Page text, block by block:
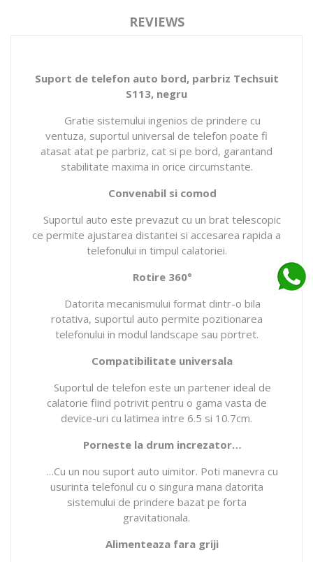
REVIEWS
Suport de telefon auto bord, parbriz Techsuit
S113, negru
Gratie sistemului ingenios de prindere cu
ventuza, suportul universal de telefon poate fi
atasat atat pe parbriz, cat si pe bord, garantand
stabilitate maxima in orice circumstante.
Convenabil si comod
Suportul auto este prevazut cu un brat telescopic
ce permite ajustarea distantei si accesarea rapida a
telefonului in timpul calatoriei.
Rotire 360°
Datorita mecanismului format dintr-o bila
rotativa, suportul auto permite pozitionarea
telefonului in modul landscape sau portret.
Compatibilitate universala
Suportul de telefon este un partener ideal de
calatorie fiind potrivit pentru o gama vasta de
device-uri cu latimea intre 6.5 si 10.7cm.
Porneste la drum increzator…
…Cu un nou suport auto uimitor. Poti manevra cu
usurinta telefonul cu o singura mana datorita
sistemului de prindere bazat pe forta
gravitationala.
Alimenteaza fara griji